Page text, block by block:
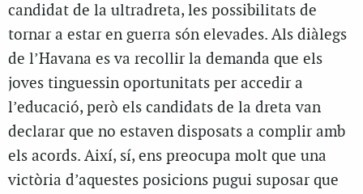
candidat de la ultradreta, les possibilitats de
tornar a estar en guerra són elevades. Als diàlegs
de l’Havana es va recollir la demanda que els
joves tinguessin oportunitats per accedir a
l’educació, però els candidats de la dreta van
declarar que no estaven disposats a complir amb
els acords. Així, sí, ens preocupa molt que una
victòria d’aquestes posicions pugui suposar que